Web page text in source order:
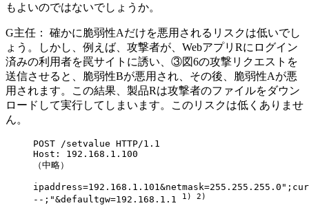
もよいのではないでしょうか。
G主任：
確かに脆弱性Aだけを悪用されるリスクは低いでし
ょう。しかし、例えば、攻撃者が、WebアプリRにログイン
済みの利用者を罠サイトに誘い、 ③図6の攻撃リクエストを
送信させる と、脆弱性Bが悪用され、その後、脆弱性Aが悪
用されます。この結果、製品Rは攻撃者のファイルをダウン
ロードして実行してしまいます。このリスクは低くありませ
ん。
POST /setvalue HTTP/1.1
Host: 192.168.1.100
（中略）
--;"&defaultgw=192.168.1.1
1) 2)